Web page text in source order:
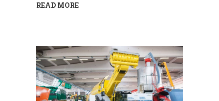
READ MORE